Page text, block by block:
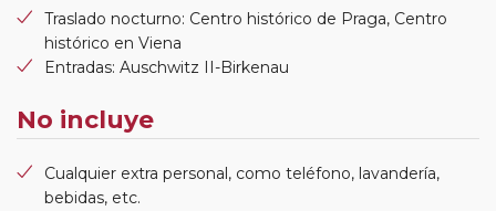
Traslado nocturno: Centro histórico de Praga, Centro
histórico en Viena
Entradas: Auschwitz II-Birkenau
No incluye
Cualquier extra personal, como teléfono, lavandería,
bebidas, etc.